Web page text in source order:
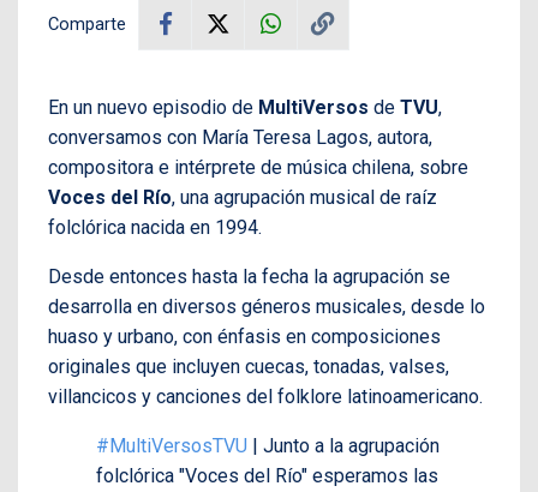
Comparte
En un nuevo episodio de MultiVersos de TVU,
conversamos con María Teresa Lagos, autora,
compositora e intérprete de música chilena, sobre
Voces del Río, una agrupación musical de raíz
folclórica nacida en 1994.
Desde entonces hasta la fecha la agrupación se
desarrolla en diversos géneros musicales, desde lo
huaso y urbano, con énfasis en composiciones
originales que incluyen cuecas, tonadas, valses,
villancicos y canciones del folklore latinoamericano.
#MultiVersosTVU | Junto a la agrupación
folclórica "Voces del Río" esperamos las